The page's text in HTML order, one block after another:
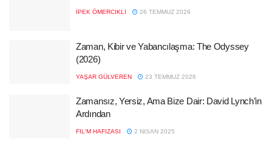
İPEK ÖMERCIKLI 26 TEMMUZ 2026
Zaman, Kibir ve Yabancılaşma: The Odyssey
(2026)
YAŞAR GÜLVEREN 23 TEMMUZ 2026
Zamansız, Yersiz, Ama Bize Dair: David Lynch’in
Ardından
FIL'M HAFIZASI 2 NISAN 2025